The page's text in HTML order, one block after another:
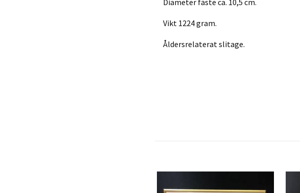
Diameter fäste ca. 10,5 cm.
Vikt 1224 gram.
Åldersrelaterat slitage.